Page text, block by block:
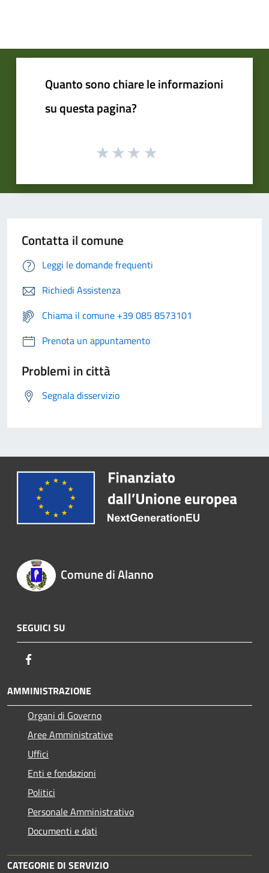
Quanto sono chiare le informazioni
su questa pagina?
Contatta il comune
Leggi le domande frequenti
Richiedi Assistenza
Chiama il comune +39 085 8573101
Prenota un appuntamento
Problemi in città
Segnala disservizio
Comune di Alanno
SEGUICI SU
AMMINISTRAZIONE
Organi di Governo
Aree Amministrative
Uffici
Enti e fondazioni
Politici
Personale Amministrativo
Documenti e dati
CATEGORIE DI SERVIZIO